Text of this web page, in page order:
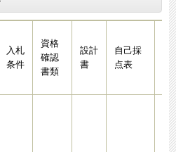
入札
条件
資格
確認
書類
設計
書
自己採
点表
技
資